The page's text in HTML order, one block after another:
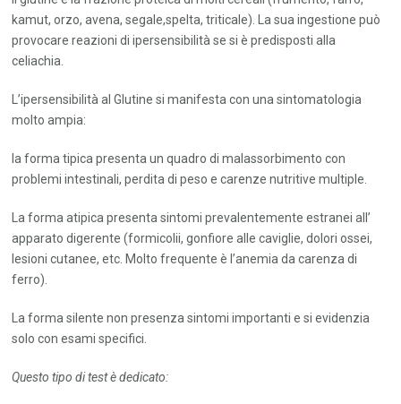
kamut, orzo, avena, segale,spelta, triticale). La sua ingestione può
provocare reazioni di ipersensibilità se si è predisposti alla
celiachia.
L’ipersensibilità al Glutine si manifesta con una sintomatologia
molto ampia:
la forma tipica presenta un quadro di malassorbimento con
problemi intestinali, perdita di peso e carenze nutritive multiple.
La forma atipica presenta sintomi prevalentemente estranei all’
apparato digerente (formicolii, gonfiore alle caviglie, dolori ossei,
lesioni cutanee, etc. Molto frequente è l’anemia da carenza di
ferro).
La forma silente non presenza sintomi importanti e si evidenzia
solo con esami specifici.
Questo tipo di test è dedicato: